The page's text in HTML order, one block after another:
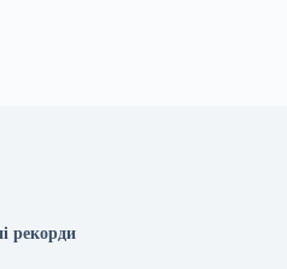
рекорди